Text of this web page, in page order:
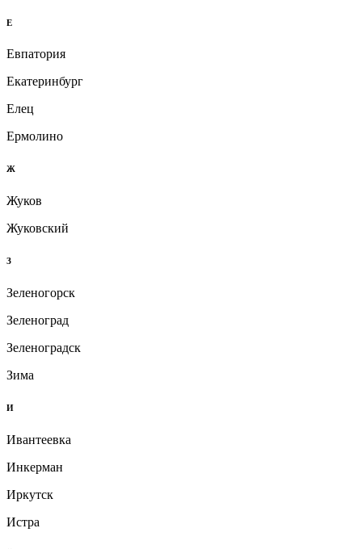
Е
Евпатория
Екатеринбург
Елец
Ермолино
Ж
Жуков
Жуковский
З
Зеленогорск
Зеленоград
Зеленоградск
Зима
И
Ивантеевка
Инкерман
Иркутск
Истра